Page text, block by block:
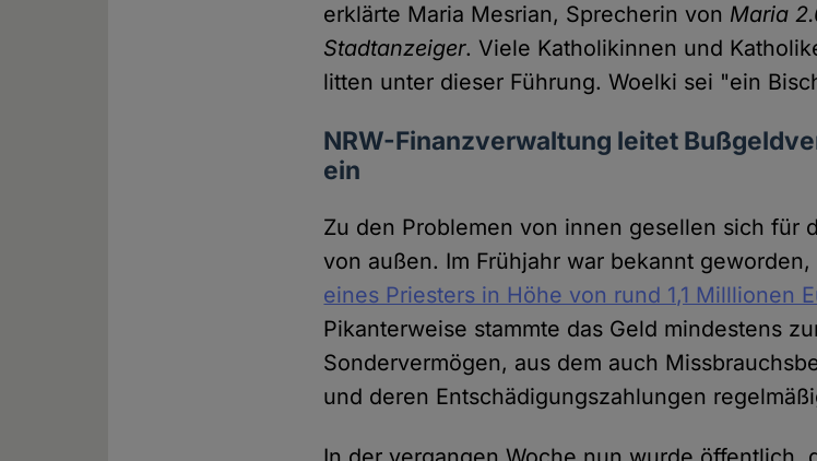
erklärte Maria Mesrian, Sprecherin von Maria
Stadtanzeiger. Viele Katholikinnen und
litten unter dieser Führung. Woelki sei "ein
NRW-Finanzverwaltung leitet
ein
Zu den Problemen von innen gesellen sich für
von außen. Im Frühjahr war bekannt geworden,
eines Priesters in Höhe von rund 1,1 Milllionen
Pikanterweise stammte das Geld mindestens
Sondervermögen, aus dem auch
und deren Entschädigungszahlungen